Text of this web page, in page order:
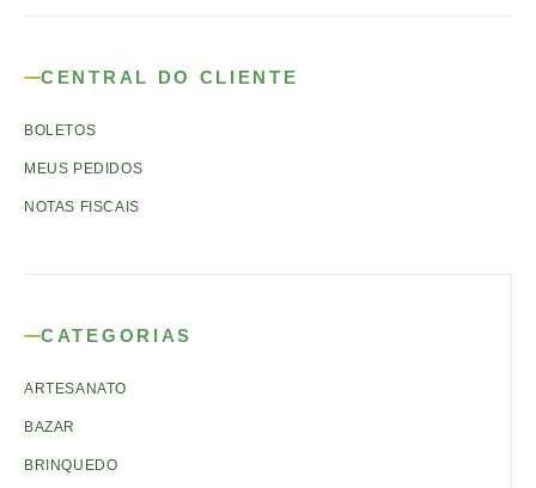
CENTRAL DO CLIENTE
BOLETOS
MEUS PEDIDOS
NOTAS FISCAIS
CATEGORIAS
ARTESANATO
BAZAR
BRINQUEDO